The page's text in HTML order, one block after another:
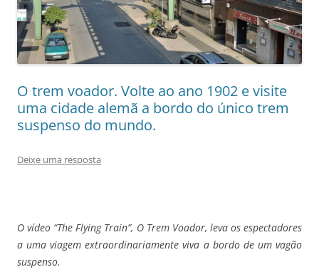
O trem voador. Volte ao ano 1902 e visite
uma cidade alemã a bordo do único trem
suspenso do mundo.
Deixe uma resposta
O vídeo “The Flying Train”, O Trem Voador, leva os espectadores
a uma viagem extraordinariamente viva a bordo de um vagão
suspenso.